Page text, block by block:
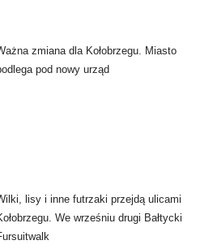
zmiana dla Kołobrzegu. Miasto
pod nowy urząd
lisy i inne futrzaki przejdą ulicami
We wrześniu drugi Bałtycki